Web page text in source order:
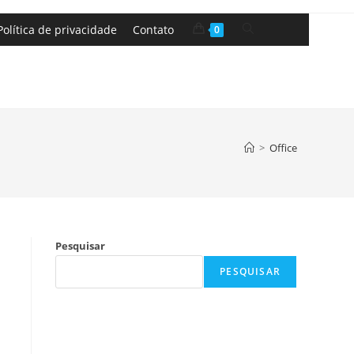
de privacidade Contato 0
> Office
Pesquisar
PESQUISAR